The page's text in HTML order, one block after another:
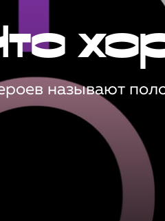
называют